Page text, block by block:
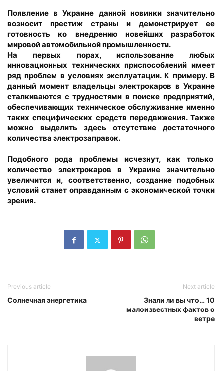
Появление в Украине данной новинки значительно
возносит престиж страны и демонстрирует ее
готовность ко внедрению новейших разработок
мировой автомобильной промышленности.
На первых порах, использование любых
инновационных технических приспособлений имеет
ряд проблем в условиях эксплуатации. К примеру. В
данный момент владельцы электрокаров в Украине
сталкиваются с трудностями в поиске предприятий,
обеспечивающих техническое обслуживание именно
таких специфических средств передвижения. Также
можно выделить здесь отсутствие достаточного
количества электрозаправок.
Подобного рода проблемы исчезнут, как только
количество электрокаров в Украине значительно
увеличится и, соответственно, создание подобных
условий станет оправданным с экономической точки
зрения.
Previous article
Солнечная энергетика
Next article
Знали ли вы что… 10
малоизвестных фактов о
ветре